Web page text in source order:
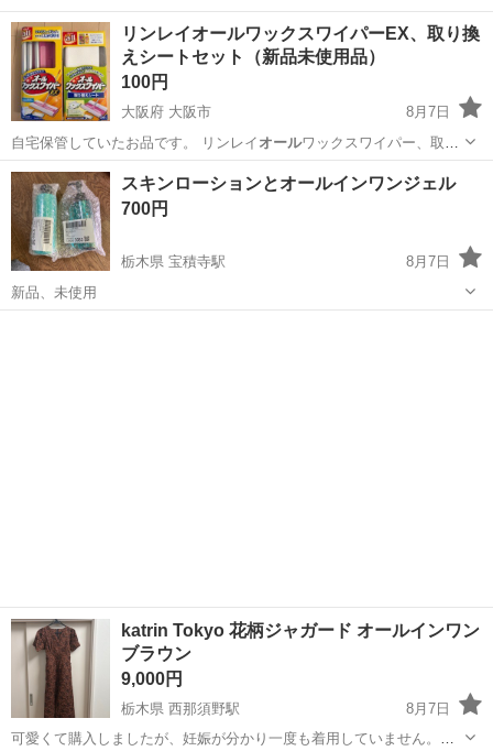
リンレイオールワックスワイパーEX、取り換
えシートセット（新品未使用品）
100円
大阪府 大阪市
8月7日
自宅保管していたお品です。 リンレイ オールワックスワイパー、取り
換えシート（新品…
大阪 大阪市 掃除用具
スキンローションとオールインワンジェル
700円
栃木県 宝積寺駅
8月7日
新品、未使用
katrin Tokyo 花柄ジャガード オールインワン
ブラウン
9,000円
栃木県 西那須野駅
8月7日
可愛くて購入しましたが、妊娠が分かり一度も着用していません。